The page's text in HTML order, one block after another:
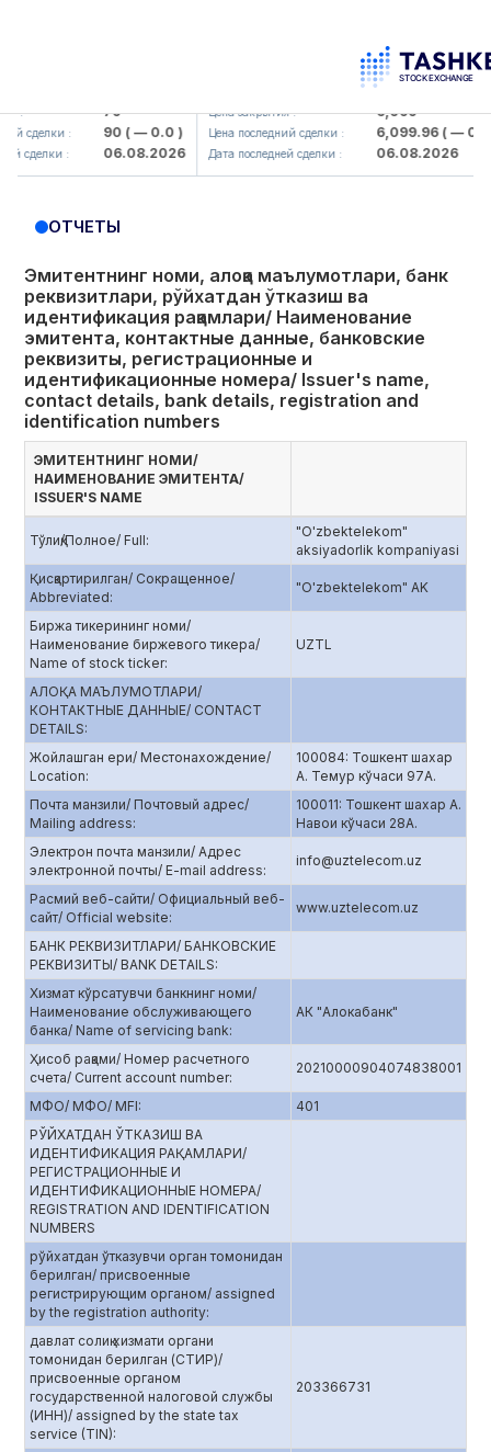
79
: 90 ( — 0.0 )
: 06.08.2026
UZMK (<O'zmetkombinat> AJ)
Цена закрытия : 6,099
Цена последний сделки : 6,099.96( — 0.0 )
Дата последней сделки : 06.08.2026
ОТЧЕТЫ
Эмитентнинг номи, алоқа маълумотлари, банк
реквизитлари, рўйхатдан ўтказиш ва
идентификация рақамлари/ Наименование
эмитента, контактные данные, банковские
реквизиты, регистрационные и
идентификационные номера/ Issuer's name,
contact details, bank details, registration and
identification numbers
ЭМИТЕНТНИНГ НОМИ/
НАИМЕНОВАНИЕ ЭМИТЕНТА/
ISSUER'S NAME
Тўлиқ/Полное/ Full:
"O'zbektelekom"
aksiyadorlik kompaniyasi
Қисқартирилган/ Сокращенное/
Abbreviated:
"O'zbektelekom" AK
Биржа тикерининг номи/
Наименование биржевого тикера/
Name of stock ticker:
UZTL
АЛОҚА МАЪЛУМОТЛАРИ/
КОНТАКТНЫЕ ДАННЫЕ/ CONTACT
DETAILS:
Жойлашган ери/ Местонахождение/
Location:
100084: Тошкент шахар
А. Темур кўчаси 97А.
Почта манзили/ Почтовый адрес/
Mailing address:
100011: Тошкент шахар А.
Навои кўчаси 28А.
Электрон почта манзили/ Адрес
электронной почты/ E-mail address:
info@uztelecom.uz
Расмий веб-сайти/ Официальный веб-
сайт/ Official website:
www.uztelecom.uz
БАНК РЕКВИЗИТЛАРИ/ БАНКОВСКИЕ
РЕКВИЗИТЫ/ BANK DETAILS:
Хизмат кўрсатувчи банкнинг номи/
Наименование обслуживающего
банка/ Name of servicing bank:
АК "Алокабанк"
Ҳисоб рақами/ Номер расчетного
счета/ Current account number:
20210000904074838001
МФО/ МФО/ MFI:
401
РЎЙХАТДАН ЎТКАЗИШ ВА
ИДЕНТИФИКАЦИЯ РАҚАМЛАРИ/
РЕГИСТРАЦИОННЫЕ И
ИДЕНТИФИКАЦИОННЫЕ НОМЕРА/
REGISTRATION AND IDENTIFICATION
NUMBERS
рўйхатдан ўтказувчи орган томонидан
берилган/ присвоенные
регистрирующим органом/ assigned
by the registration authority:
давлат солиқ хизмати органи
томонидан берилган (СТИР)/
присвоенные органом
государственной налоговой службы
(ИНН)/ assigned by the state tax
service (TIN):
203366731